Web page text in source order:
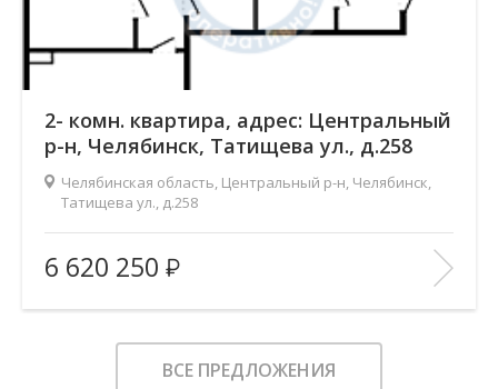
2- комн. квартира, адрес: Центральный
р-н, Челябинск, Татищева ул., д.258
Челябинская область, Центральный р-н, Челябинск,
Татищева ул., д.258
Жилой комплекс:
Ньютон
Количество комнат:
2
Общая площадь:
105 м
6 620 250
ВСЕ ПРЕДЛОЖЕНИЯ